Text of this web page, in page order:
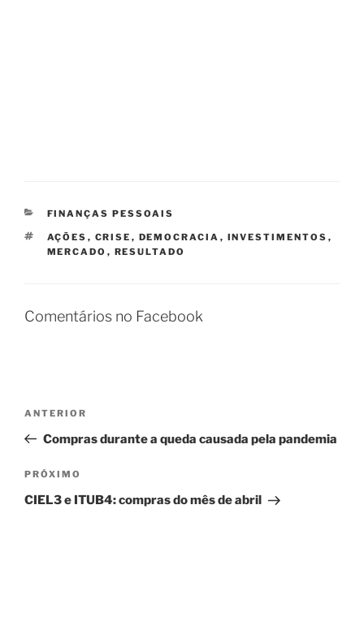
CATEGORIAS
FINANÇAS PESSOAIS
TAGS
AÇÕES , CRISE , DEMOCRACIA , INVESTIMENTOS ,
MERCADO , RESULTADO
Comentários no Facebook
Post
Post
anterior
ANTERIOR
Compras durante a queda causada pela pandemia
Próximo
post
PRÓXIMO
CIEL3 e ITUB4: compras do mês de abril